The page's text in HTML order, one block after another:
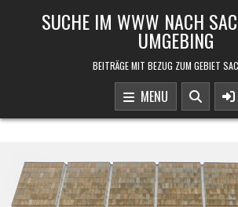
SUCHE IM WWW NACH
UMGEBING
BEITRÄGE MIT BEZUG ZUM GEBIET
MENU